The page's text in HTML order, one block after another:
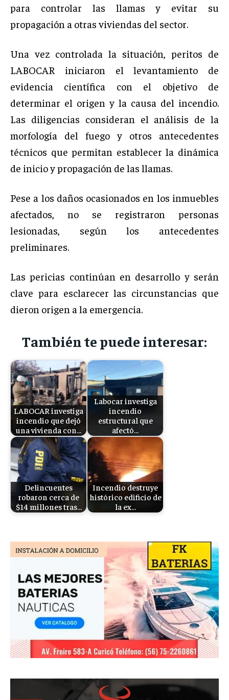
para controlar las llamas y evitar su
propagación a otras viviendas del sector.
Una vez controlada la situación, peritos de
LABOCAR iniciaron el levantamiento de
evidencia científica con el objetivo de
determinar el origen y la causa del incendio.
Las diligencias consideran el análisis de la
morfología del fuego y otros antecedentes
técnicos que permitan establecer la dinámica
de inicio y propagación de las llamas.
Pese a los daños ocasionados en los inmuebles
afectados, no se registraron personas
lesionadas, según los antecedentes
preliminares.
Las pericias continúan en desarrollo y serán
clave para esclarecer las circunstancias que
dieron origen a la emergencia.
También te puede interesar:
LABOCAR investiga
incendio que dejó
una vivienda con…
Labocar investiga
incendio
estructural que
afectó…
Delincuentes
robaron cerca de
$14 millones tras…
Incendio destruye
histórico edificio de
la ex…